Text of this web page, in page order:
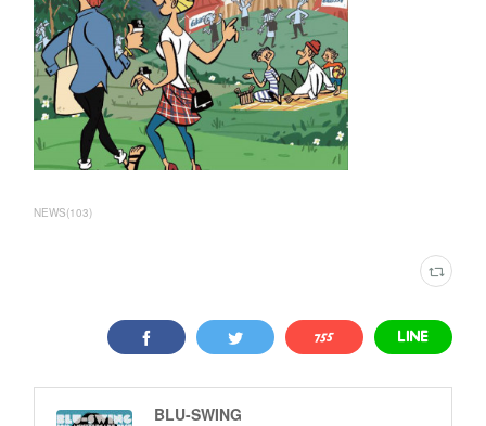
NEWS(103)
BLU-SWING